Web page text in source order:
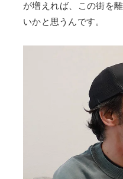
が増えれば、この街を
いかと思うんです。